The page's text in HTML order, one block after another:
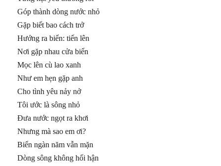
Góp thành dòng nước nhỏ
Gặp biết bao cách trở
Hướng ra biển: tiến lên
Nơi gặp nhau cửa biển
Mọc lên cù lao xanh
Như em hẹn gặp anh
Cho tình yêu nảy nở
Tôi ước là sông nhỏ
Đưa nước ngọt ra khơi
Nhưng mà sao em ơi?
Biển ngàn năm vẫn mặn
Dòng sông không hối hận